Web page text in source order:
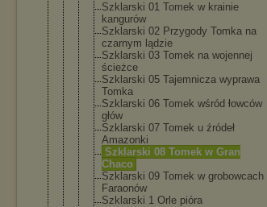
Szklarski 01 Tomek w krainie
kangurów
Szklarski 02 Przygody Tomka na
czarnym lądzie
Szklarski 03 Tomek na wojennej
ścieżce
Szklarski 05 Tajemnicza wyprawa
Tomka
Szklarski 06 Tomek wśród łowców
głów
Szklarski 07 Tomek u źródeł
Amazonki
Szklarski 08 Tomek w Gran
Chaco
Szklarski 09 Tomek w grobowcach
Faraonów
Szklarski 1 Orle pióra